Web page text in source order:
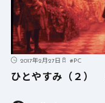
2017年2月27日 # PC
ひとやすみ（２）